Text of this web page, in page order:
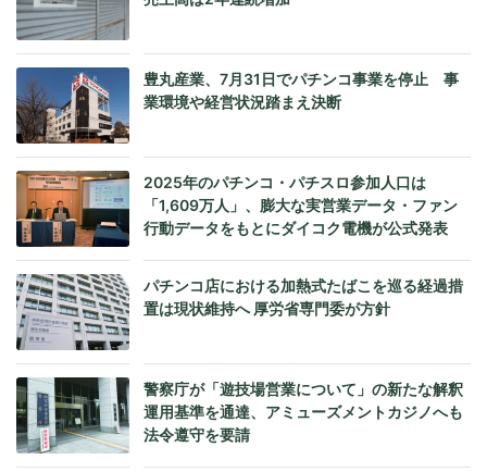
豊丸産業、7月31日でパチンコ事業を停止 事
業環境や経営状況踏まえ決断
2025年のパチンコ・パチスロ参加人口は
「1,609万人」、膨大な実営業データ・ファン
行動データをもとにダイコク電機が公式発表
パチンコ店における加熱式たばこを巡る経過措
置は現状維持へ 厚労省専門委が方針
警察庁が「遊技場営業について」の新たな解釈
運用基準を通達、アミューズメントカジノへも
法令遵守を要請